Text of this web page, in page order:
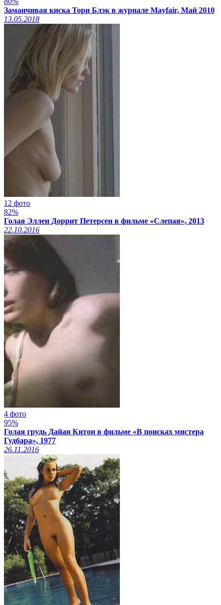
Заманчивая киска Тори Блэк в журнале Mayfair, Май 2010
13.05.2018
12 фото
82%
Голая Эллен Доррит Петерсен в фильме «Слепая», 2013
22.10.2016
4 фото
95%
Голая грудь Дайан Китон в фильме «В поисках мистера
Гудбара», 1977
26.11.2016